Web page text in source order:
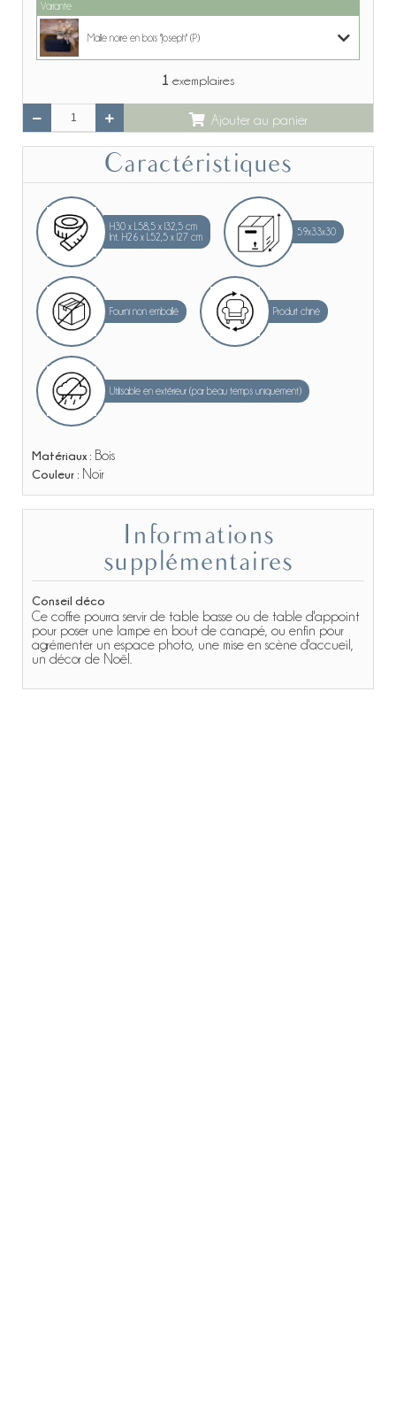
Variante
Malle noire en bois "Joseph" (P)
Malle noire en bois "Joseph" (P)
Malle noire en bois "Joseph" (G)
1 exemplaires
Ajouter au panier
Caractéristiques
H30 x L58,5 x l32,5 cm
Int. H26 x L52,5 x l27 cm
59x33x30
Fourni non emballé Produit chiné
Utilisable en extérieur (par beau temps uniquement)
Matériaux : Bois
Couleur : Noir
supplémentaires
Conseil déco
Ce coffre pourra servir de table basse ou de table d'appoint
pour poser une lampe en bout de canapé, ou enfin pour
agrémenter un espace photo, une mise en scène d'accueil,
un décor de Noël.